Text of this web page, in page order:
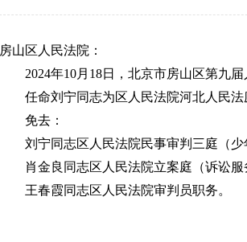
房山区人民法院：
2024年10月18日，北京市房山区第九届
任命刘宁同志为区人民法院河北人民法
免去：
刘宁同志区人民法院民事审判三庭（少
肖金良同志区人民法院立案庭（诉讼服
王春霞同志区人民法院审判员职务。